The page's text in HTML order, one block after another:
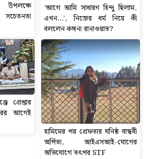
উপলক্ষে
‘আগে আমি সাধারণ হিন্দু ছিলাম,
এখন…’, নিজের ধর্ম নিয়ে কী
বললেন কঙ্গনা রানাওয়াত?
গ্রেপ্তার
আগেই
হামিমের পর গ্রেফতার ঘনিষ্ঠ বান্ধবী
অর্পিতা, আইএসআই-যোগের
অভিযোগে তৎপর STF